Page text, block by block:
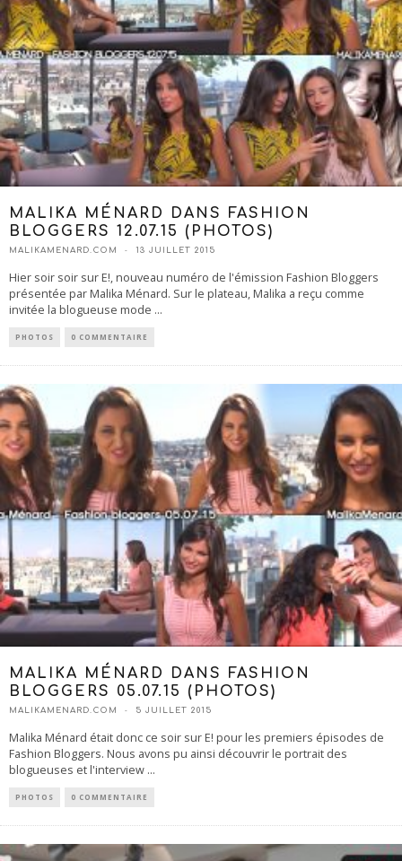
MALIKA MÉNARD DANS FASHION
BLOGGERS 12.07.15 (PHOTOS)
MALIKAMENARD.COM 13 JUILLET 2015
Hier soir soir sur E!, nouveau numéro de l'émission Fashion Bloggers
présentée par Malika Ménard. Sur le plateau, Malika a reçu comme
invitée la blogueuse mode ...
PHOTOS 0 COMMENTAIRE
MALIKA MÉNARD DANS FASHION
BLOGGERS 05.07.15 (PHOTOS)
MALIKAMENARD.COM 5 JUILLET 2015
Malika Ménard était donc ce soir sur E! pour les premiers épisodes de
Fashion Bloggers. Nous avons pu ainsi découvrir le portrait des
blogueuses et l'interview ...
PHOTOS 0 COMMENTAIRE